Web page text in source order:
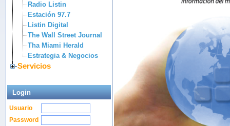
Radio Listin
Estación 97.7
Listin Digital
The Wall Street Journal
Tha Miami Herald
Estrategia & Negocios
Servicios
Login
Usuario
Password